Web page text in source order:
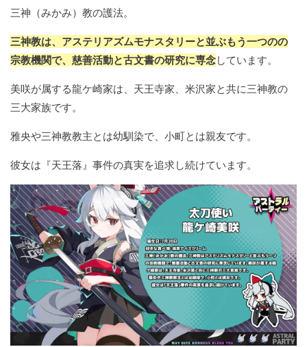
三神（みかみ）教の護法。
三神教は、アステリアズムモナスタリーと並ぶもう一つのの
宗教機関で、慈善活動と古文書の研究に専念しています。
美咲が属する龍ケ崎家は、天王寺家、米沢家と共に三神教の
三大家族です。
雅央や三神教教主とは幼馴染で、小町とは親友です。
彼女は『天王落』事件の真実を追求し続けています。